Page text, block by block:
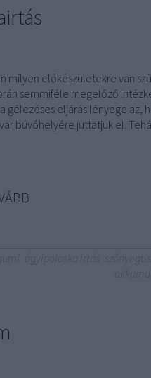
milyen előkészületekre van
semmiféle megelőző
gélezéses eljárás lényege az,
búvóhelyére juttatjuk el.